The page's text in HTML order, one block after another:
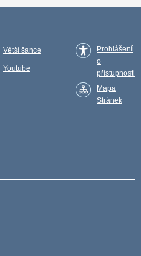
Větší šance
Youtube
Prohlášení
o
přístupnosti
Mapa
Stránek